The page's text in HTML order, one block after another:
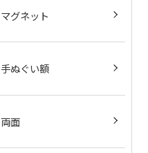
マグネット
手ぬぐい額
両面